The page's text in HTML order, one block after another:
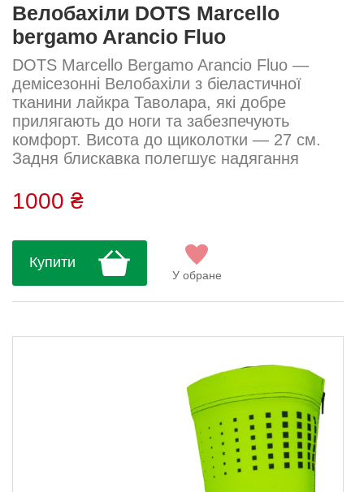
Велобахіли DOTS Marcello
bergamo Arancio Fluo
DOTS Marcello Bergamo Arancio Fluo —
демісезонні Велобахіли з біеластичної
тканини лайкра Таволара, які добре
прилягають до ноги та забезпечують
комфорт. Висота до щиколотки — 27 см.
Задня блискавка полегшує надягання
осінь Висота: 27 см Тканина: Лайкра
Таволара Склад: 80% поліестер, 10%
1000 ₴
Купити
У обране